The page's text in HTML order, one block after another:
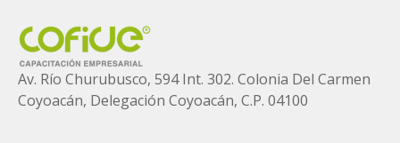
Av. Río Churubusco, 594 Int. 302. Colonia Del Carmen
Coyoacán, Delegación Coyoacán, C.P. 04100